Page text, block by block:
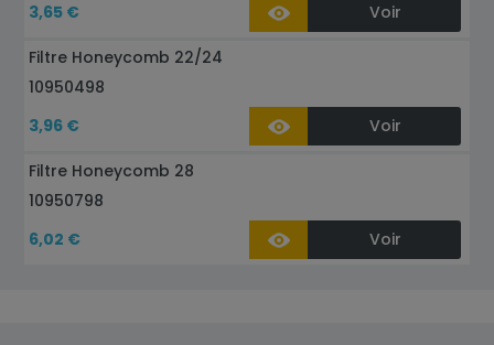
3,65 €
Voir
Filtre Honeycomb 22/24
10950498
3,96 €
Voir
Filtre Honeycomb 28
10950798
6,02 €
Voir